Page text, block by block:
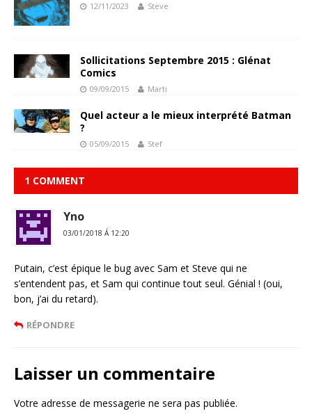
12/11/2023 Steve
Sollicitations Septembre 2015 : Glénat
Comics
09/09/2015 Marti
Quel acteur a le mieux interprété Batman
?
05/09/2015 Stef
1 COMMENT
Yno
03/01/2018 Á 12:20
Putain, c’est épique le bug avec Sam et Steve qui ne
s’entendent pas, et Sam qui continue tout seul. Génial ! (oui,
bon, j’ai du retard).
RÉPONDRE
Laisser un commentaire
Votre adresse de messagerie ne sera pas publiée.